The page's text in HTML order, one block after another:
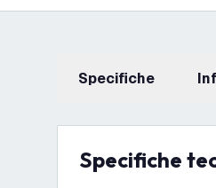
Specifiche
Specifiche